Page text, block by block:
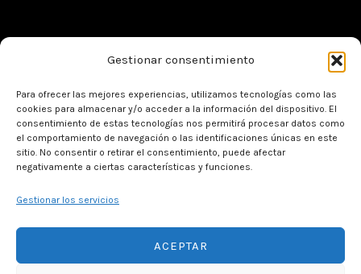
Gestionar consentimiento
Para ofrecer las mejores experiencias, utilizamos tecnologías como las
cookies para almacenar y/o acceder a la información del dispositivo. El
consentimiento de estas tecnologías nos permitirá procesar datos como
el comportamiento de navegación o las identificaciones únicas en este
sitio. No consentir o retirar el consentimiento, puede afectar
negativamente a ciertas características y funciones.
Gestionar los servicios
ACEPTAR
Contacto
Plaza Mayor S/N San Carlos del Valle (13247-
Hospederiasantaelena@gmail.com